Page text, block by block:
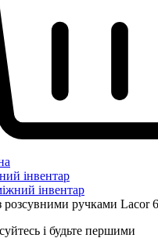
інвентар
інвентар
розсувними ручками Lacor
і будьте першими